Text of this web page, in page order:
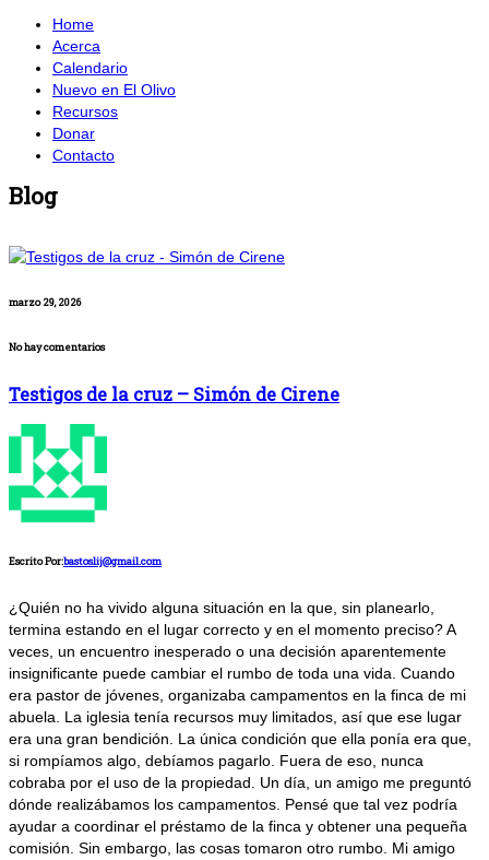
Home
Acerca
Calendario
Nuevo en El Olivo
Recursos
Donar
Contacto
Blog
marzo 29, 2026
No hay comentarios
Testigos de la cruz – Simón de Cirene
Escrito Por:bastoslij@gmail.com
¿Quién no ha vivido alguna situación en la que, sin planearlo,
termina estando en el lugar correcto y en el momento preciso? A
veces, un encuentro inesperado o una decisión aparentemente
insignificante puede cambiar el rumbo de toda una vida. Cuando
era pastor de jóvenes, organizaba campamentos en la finca de mi
abuela. La iglesia tenía recursos muy limitados, así que ese lugar
era una gran bendición. La única condición que ella ponía era que,
si rompíamos algo, debíamos pagarlo. Fuera de eso, nunca
cobraba por el uso de la propiedad. Un día, un amigo me preguntó
dónde realizábamos los campamentos. Pensé que tal vez podría
ayudar a coordinar el préstamo de la finca y obtener una pequeña
comisión. Sin embargo, las cosas tomaron otro rumbo. Mi amigo